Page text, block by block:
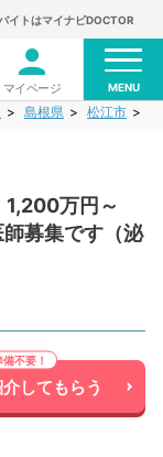
イトはマイナビDOCTOR
マイページ MENU
島根県 松江市
1,200万円～
募集です（泌
してもらう